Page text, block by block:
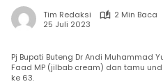
Tim Redaksi
2 Min Baca
25 Juli 2023
Pj Bupati Buteng Dr Andi Muhammad
Faad MP (jilbab cream) dan tamu
ke 63.